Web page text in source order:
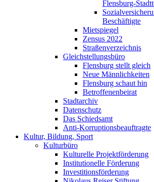
Flensburg-
Beschäftigte
Mietspiegel
Zensus 2022
Straßenverzeichnis
Gleichstellungsbüro
Flensburg stellt gleich
Neue Männlichkeiten
Flensburg schaut hin
Betroffenenbeirat
Stadtarchiv
Datenschutz
Das Schiedsamt
Anti-Korruptionsbeauftragte
Kultur, Bildung, Sport
Kulturbüro
Kulturelle Projektförderung
Institutionelle Förderung
Investitionsförderung